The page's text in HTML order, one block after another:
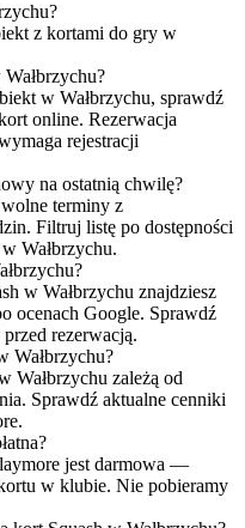
z kortami do gry w
w Wałbrzychu, sprawdź
online. Rezerwacja
rejestracji
na ostatnią chwilę?
terminy z
Filtruj listę po dostępności
Wałbrzychu.
w Wałbrzychu znajdziesz
ocenach Google. Sprawdź
rezerwacją.
Wałbrzychu?
Wałbrzychu zależą od
Sprawdź aktualne cenniki
jest darmowa —
w klubie. Nie pobieramy